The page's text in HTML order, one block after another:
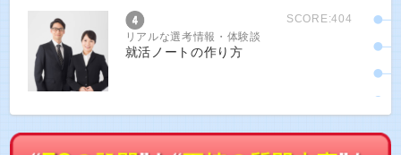
SCORE:404
リアルな選考情報・体験談
就活ノートの作り方